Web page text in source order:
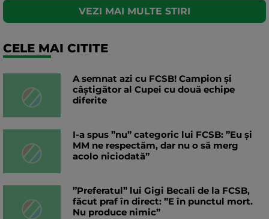
VEZI MAI MULTE STIRI
CELE MAI CITITE
A semnat azi cu FCSB! Campion și
câștigător al Cupei cu două echipe
diferite
I-a spus ”nu” categoric lui FCSB: ”Eu și
MM ne respectăm, dar nu o să merg
acolo niciodată”
”Preferatul” lui Gigi Becali de la FCSB,
făcut praf în direct: ”E în punctul mort.
Nu produce nimic”